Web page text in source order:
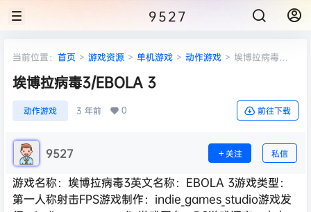
9527
当前位置： 首页 > 游戏资源 > 单机游戏 > 动作游戏 > 埃博拉病毒
埃博拉病毒3/EBOLA 3
动作游戏 3 年前 0 前往下载
9527 关注 私信
游戏名称：埃博拉病毒3英文名称：EBOLA 3游戏类型：
第一人称射击FPS游戏制作：indie_games_studio游戏发